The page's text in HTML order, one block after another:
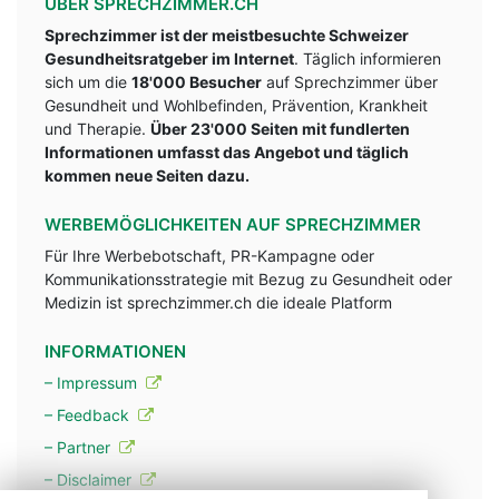
Sprechzimmer ist der meistbesuchte Schweizer
Gesundheitsratgeber im Internet. Täglich informieren
sich um die 18'000 Besucher auf Sprechzimmer über
Gesundheit und Wohlbefinden, Prävention, Krankheit
und Therapie. Über 23'000 Seiten mit fundlerten
Informationen umfasst das Angebot und täglich
kommen neue Seiten dazu.
WERBEMÖGLICHKEITEN AUF SPRECHZIMMER
Für Ihre Werbebotschaft, PR-Kampagne oder
Kommunikationsstrategie mit Bezug zu Gesundheit oder
Medizin ist sprechzimmer.ch die ideale Platform
INFORMATIONEN
– Impressum
– Feedback
– Partner
– Disclaimer